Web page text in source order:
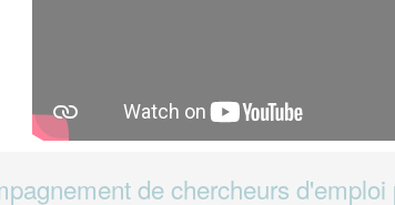
de chercheurs d'emploi